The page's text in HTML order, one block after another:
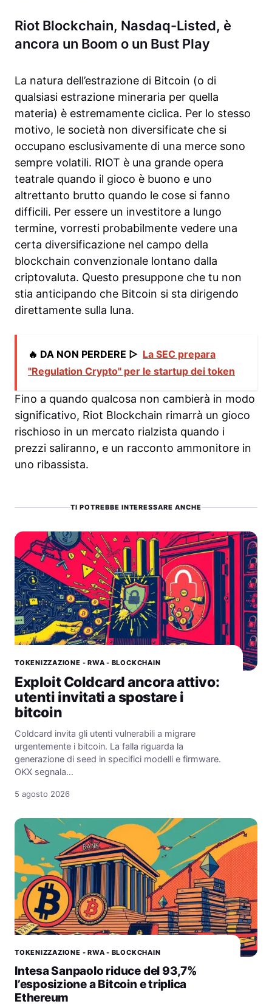
Riot Blockchain, Nasdaq-Listed, è
ancora un Boom o un Bust Play
La natura dell’estrazione di Bitcoin (o di
qualsiasi estrazione mineraria per quella
materia) è estremamente ciclica. Per lo stesso
motivo, le società non diversificate che si
occupano esclusivamente di una merce sono
sempre volatili. RIOT è una grande opera
teatrale quando il gioco è buono e uno
altrettanto brutto quando le cose si fanno
difficili. Per essere un investitore a lungo
termine, vorresti probabilmente vedere una
certa diversificazione nel campo della
blockchain convenzionale lontano dalla
criptovaluta. Questo presuppone che tu non
stia anticipando che Bitcoin si sta dirigendo
direttamente sulla luna.
🔥 DA NON PERDERE ▷ La SEC prepara
"Regulation Crypto" per le startup dei token
Fino a quando qualcosa non cambierà in modo
significativo, Riot Blockchain rimarrà un gioco
rischioso in un mercato rialzista quando i
prezzi saliranno, e un racconto ammonitore in
uno ribassista.
TI POTREBBE INTERESSARE ANCHE
TOKENIZZAZIONE - RWA - BLOCKCHAIN
Exploit Coldcard ancora attivo:
utenti invitati a spostare i
bitcoin
Coldcard invita gli utenti vulnerabili a migrare
urgentemente i bitcoin. La falla riguarda la
generazione di seed in specifici modelli e firmware.
OKX segnala…
5 agosto 2026
TOKENIZZAZIONE - RWA - BLOCKCHAIN
Intesa Sanpaolo riduce del 93,7%
l’esposizione a Bitcoin e triplica
Ethereum